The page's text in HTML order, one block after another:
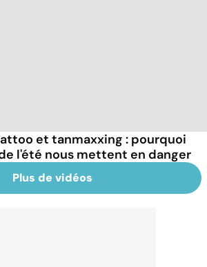
et tanmaxxing : pourquoi
l'été nous mettent en danger
Plus de vidéos